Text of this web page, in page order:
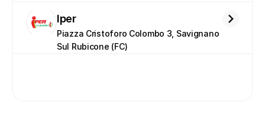
Iper
Piazza Cristoforo Colombo 3, Savignano
Sul Rubicone (FC)